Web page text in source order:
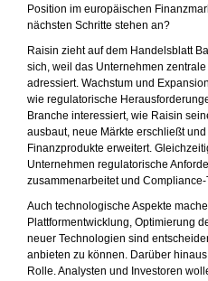
Position im europäischen
nächsten Schritte stehen an?
Raisin zieht auf dem Handelsblatt
sich, weil das Unternehmen
adressiert. Wachstum und
wie regulatorische
Branche interessiert, wie Raisin
ausbaut, neue Märkte erschließt
Finanzprodukte erweitert.
Unternehmen regulatorische
zusammenarbeitet und
Auch technologische Aspekte
Plattformentwicklung, Optimierung
neuer Technologien sind
anbieten zu können. Darüber
Rolle. Analysten und Investoren